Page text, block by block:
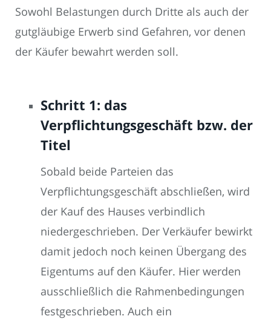
Sowohl Belastungen durch Dritte als auch der
gutgläubige Erwerb sind Gefahren, vor denen
der Käufer bewahrt werden soll.
Schritt 1: das
Verpflichtungsgeschäft bzw. der
Titel
Sobald beide Parteien das
Verpflichtungsgeschäft abschließen, wird
der Kauf des Hauses verbindlich
niedergeschrieben. Der Verkäufer bewirkt
damit jedoch noch keinen Übergang des
Eigentums auf den Käufer. Hier werden
ausschließlich die Rahmenbedingungen
festgeschrieben. Auch ein